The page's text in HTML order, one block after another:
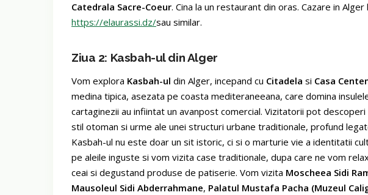
Catedrala Sacre-Coeur. Cina la un restaurant din oras. Cazare in
https://elaurassi.dz/sau similar.
Ziua 2: Kasbah-ul din Alger
Vom explora Kasbah-ul din Alger, incepand cu Citadela si Casa
medina tipica, asezata pe coasta mediteraneeana, care domina
cartaginezii au infiintat un avanpost comercial. Vizitatorii pot
stil otoman si urme ale unei structuri urbane traditionale, profund
Kasbah-ul nu este doar un sit istoric, ci si o marturie vie a identitatii
pe aleile inguste si vom vizita case traditionale, dupa care ne vom
ceai si degustand produse de patiserie. Vom vizita Moscheea Sidi
Mausoleul Sidi Abderrahmane, Palatul Mustafa Pacha (Muzeul